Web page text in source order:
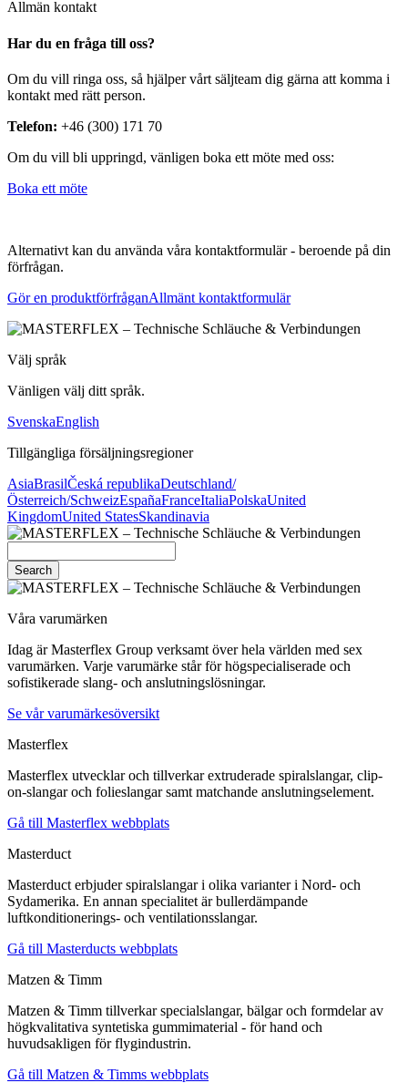
Allmän kontakt
Har du en fråga till oss?
Om du vill ringa oss, så hjälper vårt säljteam dig gärna att komma i
kontakt med rätt person.
Telefon: +46 (300) 171 70
Om du vill bli uppringd, vänligen boka ett möte med oss:
Boka ett möte
Alternativt kan du använda våra kontaktformulär - beroende på din
förfrågan.
Gör en produktförfråganAllmänt kontaktformulär
Välj språk
Vänligen välj ditt språk.
SvenskaEnglish
Tillgängliga försäljningsregioner
AsiaBrasilČeská republikaDeutschland/
Österreich/SchweizEspañaFranceItaliaPolskaUnited
KingdomUnited StatesSkandinavia
Search
Våra varumärken
Idag är Masterflex Group verksamt över hela världen med sex
varumärken. Varje varumärke står för högspecialiserade och
sofistikerade slang- och anslutningslösningar.
Se vår varumärkesöversikt
Masterflex
Masterflex utvecklar och tillverkar extruderade spiralslangar, clip-
on-slangar och folieslangar samt matchande anslutningselement.
Gå till Masterflex webbplats
Masterduct
Masterduct erbjuder spiralslangar i olika varianter i Nord- och
Sydamerika. En annan specialitet är bullerdämpande
luftkonditionerings- och ventilationsslangar.
Gå till Masterducts webbplats
Matzen & Timm
Matzen & Timm tillverkar specialslangar, bälgar och formdelar av
högkvalitativa syntetiska gummimaterial - för hand och
huvudsakligen för flygindustrin.
Gå till Matzen & Timms webbplats